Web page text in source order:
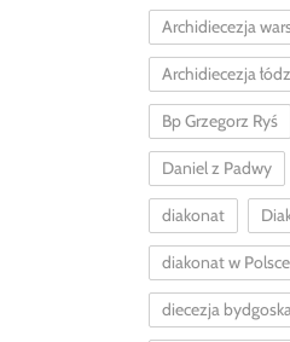
Archidiecezja
Archidiecezja
Bp Grzegorz Ryś
Daniel z Padwy
diakonat
diakonat w Polsce
diecezja